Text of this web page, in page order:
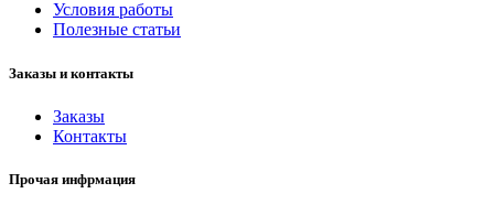
Условия работы
Полезные статьи
Заказы и контакты
Заказы
Контакты
Прочая инфрмация